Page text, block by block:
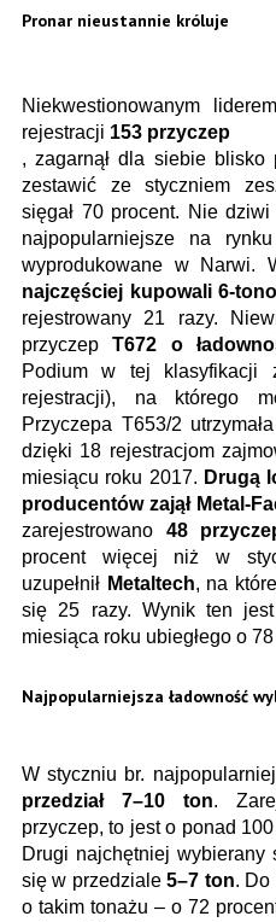
Pronar nieustannie króluje
Niekwestionowanym
rejestracji 153 przyczep
, zagarnął dla siebie blisko
zestawić ze styczniem
sięgał 70 procent. Nie
najpopularniejsze na
wyprodukowane w Narwi.
najczęściej kupowali 6-
rejestrowany 21 razy.
przyczepT672 o
Podium w tej klasyfikacji
rejestracji), na którego
Przyczepa T653/2
dzięki 18 rejestracjom
miesiącu roku 2017. Drugą
producentów zajął Metal-
zarejestrowano 48
procent więcej niż w
uzupełnił Metaltech, na
się 25 razy. Wynik ten
miesiąca roku ubiegłego o
Najpopularniejsza ładowność
W styczniu br.
przedział 7–10 ton.
przyczep, to jest o ponad
Drugi najchętniej wybierany
się w przedziale5–7 ton. Do
o takim tonażu – o 72